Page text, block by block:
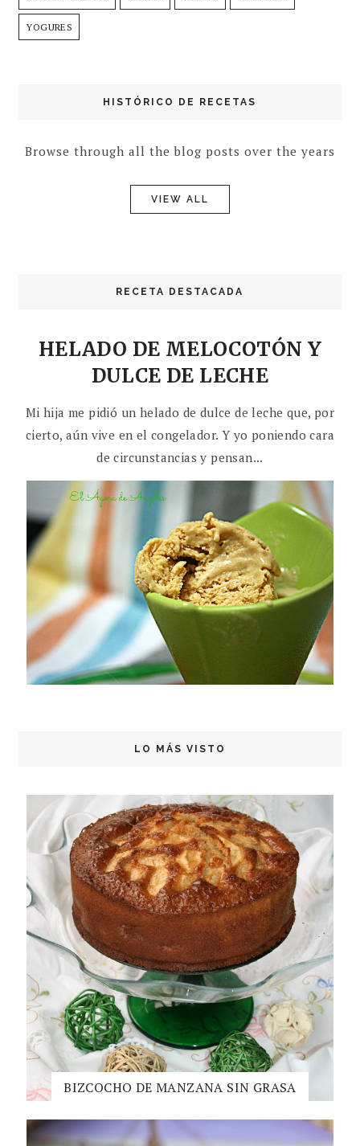
YOGURES
HISTÓRICO DE RECETAS
Browse through all the blog posts over the years
VIEW ALL
RECETA DESTACADA
HELADO DE MELOCOTÓN Y
DULCE DE LECHE
Mi hija me pidió un helado de dulce de leche que, por
cierto, aún vive en el congelador. Y yo poniendo cara
de circunstancias y pensan...
LO MÁS VISTO
BIZCOCHO DE MANZANA SIN GRASA